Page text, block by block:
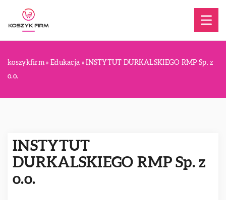
koszykfirm » Edukacja »INSTYTUT DURKALSKIEGO RMP Sp. z
o.o.
INSTYTUT
DURKALSKIEGO RMP Sp. z
o.o.